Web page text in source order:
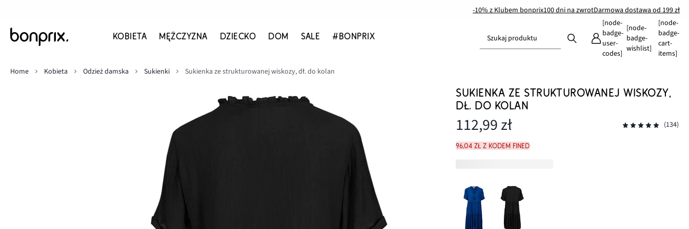
-10% z Klubem bonprix100 dni na zwrotDarmowa dostawa od 199 zł
KOBIETA MĘŻCZYZNA DZIECKO DOM SALE #BONPRIX Szukaj produktu
[node-
badge-
user-
codes]
[node-
badge-
wishlist]
[node-
badge-
cart-
items]
Home
Kobieta Odzież damska Sukienki Sukienka ze strukturowanej wiskozy, dł. do kolan
SUKIENKA ZE STRUKTUROWANEJ WISKOZY,
DŁ. DO KOLAN
112,99 zł (134)
96,04 zł z kodem FINED